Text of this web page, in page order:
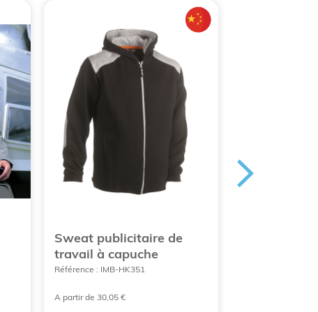
Sweat publicitaire de
travail à capuche
Référence : IMB-HK351
A partir de 30,05 €